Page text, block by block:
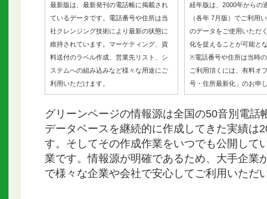
最新版は、最新発刊の電話帳に掲載され
ているデータです。電話番号や住所は当
社クレンジング技術により最新の状態に
維持されています。マーケティング、資
料送付のラベル作成、営業先リスト、シ
ステムへの組み込みなど様々な用途にご
利用いただけます。
経年版は、2000年からの
（各年 7月版）でご利用
のデータをご使用いただ
化を捉えることが可能と
※電話番号や住所は当時
ご利用頂くには、有料オ
号・住所最新化」のお申
グリーンページの情報源は全国の50音別電話
データベースを継続的に作成してきた実績は
す。そしてその作成作業をいつでも公開して
業です。情報源が明確であるため、大手企業
で様々な企業や会社で安心してご利用いただ